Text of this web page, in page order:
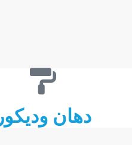
دهان وديكور